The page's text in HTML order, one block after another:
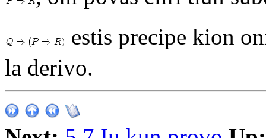
estis precipe kion
la derivo.